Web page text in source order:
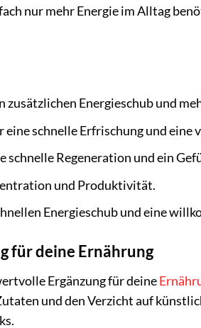
nur mehr Energie im Alltag
zusätzlichen Energieschub und
eine schnelle Erfrischung und
schnelle Regeneration und ein
und Produktivität.
Energieschub und eine
für deine Ernährung
Ergänzung für deine
und den Verzicht auf